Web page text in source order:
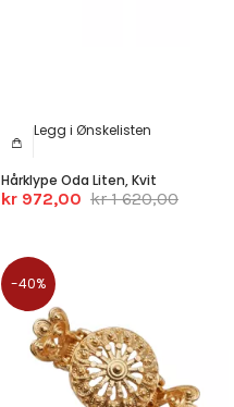
Legg i Ønskelisten
Hårklype Oda Liten, Kvit
kr 972,00 kr 1 620,00
-40%